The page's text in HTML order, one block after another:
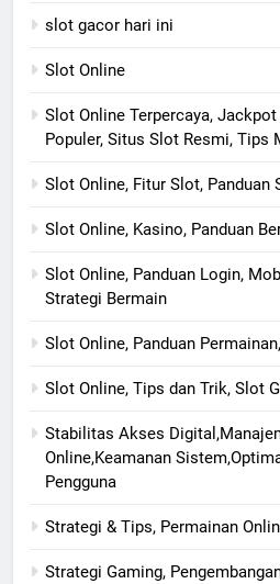
slot gacor hari ini
Slot Online
Slot Online Terpercaya,
Populer, Situs Slot Resmi, Tips
Slot Online, Fitur Slot, Panduan
Slot Online, Kasino, Panduan
Slot Online, Panduan Login,
Strategi Bermain
Slot Online, Panduan
Slot Online, Tips dan Trik, Slot
Stabilitas Akses
Online,Keamanan
Pengguna
Strategi & Tips, Permainan
Strategi Gaming,